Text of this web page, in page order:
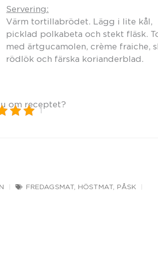
Servering:
Värm tortillabrödet. Lägg i lite kål,
picklad polkabeta och stekt fläsk.
med ärtgucamolen, crème fraiche,
rödlök och färska korianderblad.
om receptet?
1
FREDAGSMAT HÖSTMAT
PÅSK